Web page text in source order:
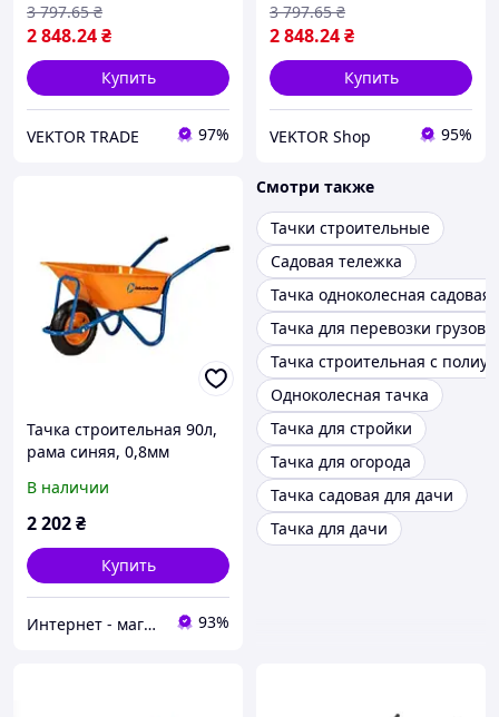
2 848.24₴
3 797.65 ₴
Купить
VEKTOR TRADE 97%
2 848.24₴
3 797.65 ₴
Купить
VEKTOR Shop 95%
Тачка строительная 90л,
рама синяя, 0,8мм
BLUETOOLS Dakar
В наличии
2 202₴
Купить
Интернет - магазин "Строй-ка" 93%
Смотри также
Тачки строительные
Садовая тележка
Тачка одноколесная садовая
Тачка для перевозки грузов
Тачка строительная с
Одноколесная тачка
Тачка для стройки
Тачка для огорода
Тачка садовая для дачи
Тачка для дачи